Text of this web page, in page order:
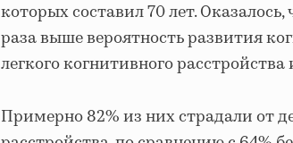
которых составил 70 лет.
раза выше вероятность развития
легкого когнитивного
Примерно 82% из них страдали от